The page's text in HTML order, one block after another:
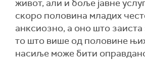
живот, али и боље јавне
скоро половина младих
анксиозно, а оно што заиста
то што више од половине
насиље може бити